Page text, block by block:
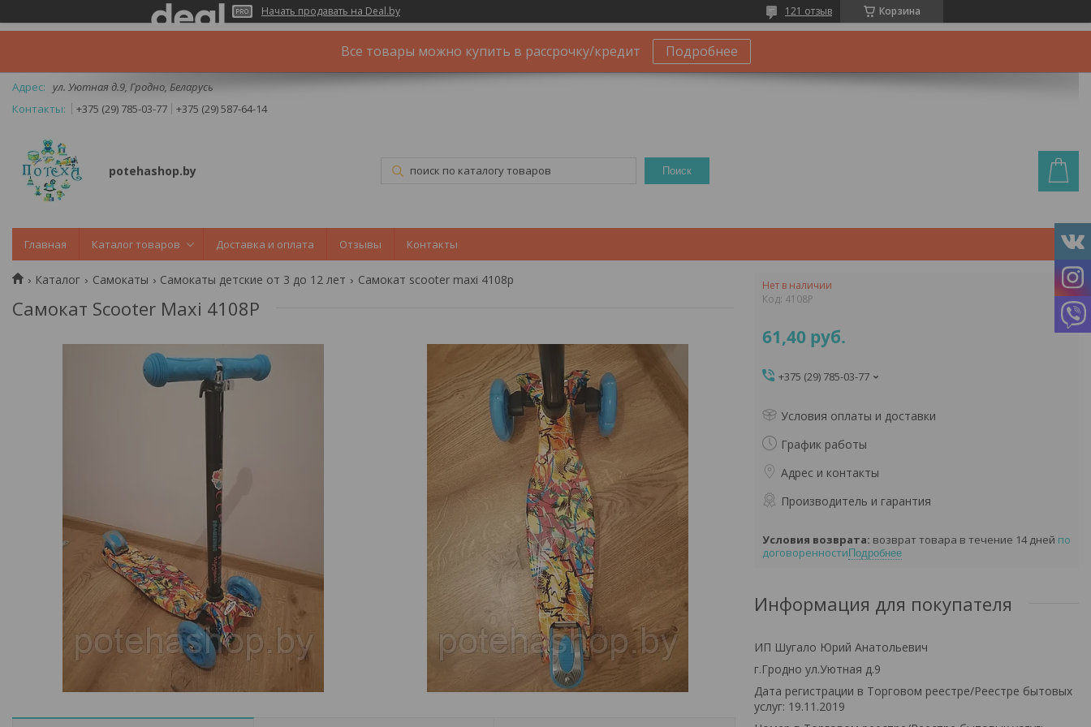
Начать продавать на Deal.by Корзина
121 отзыв
Все товары можно купить в рассрочку/кредит Подробнее
ул. Уютная д.9, Гродно, Беларусь
+375 (29) 785-03-77
+375 (29) 587-64-14
potehashop.by Поиск
Главная Каталог товаров Доставка и оплата Отзывы Контакты
Каталог Самокаты Самокаты детские от 3 до 12 лет Самокат scooter maxi 4108p
Самокат Scooter Maxi 4108P
Нет в наличии
Код: 4108P
61,40 руб.
+375 (29) 785-03-77
Условия оплаты и доставки
График работы
Адрес и контакты
Производитель и гарантия
возврат товара в течение 14 дней по
договоренности Подробнее
Информация для покупателя
ИП Шугало Юрий Анатольевич
г.Гродно ул.Уютная д.9
Дата регистрации в Торговом реестре/Реестре бытовых
услуг: 19.11.2019